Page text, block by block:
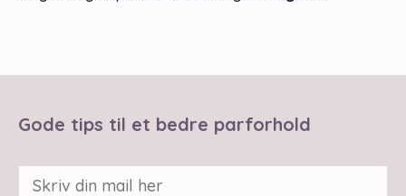
Gode tips til et bedre parforhold